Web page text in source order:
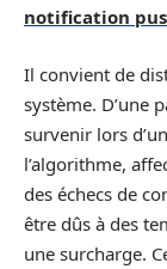
notification
Il convient de
système. D’une
survenir lors
l’algorithme,
des échecs de
être dûs à des
une surcharge.